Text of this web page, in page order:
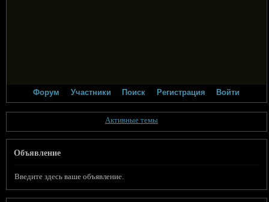
Форум Участники Поиск Регистрация Войти
Активные темы
Объявление
Введите здесь ваше объявление.